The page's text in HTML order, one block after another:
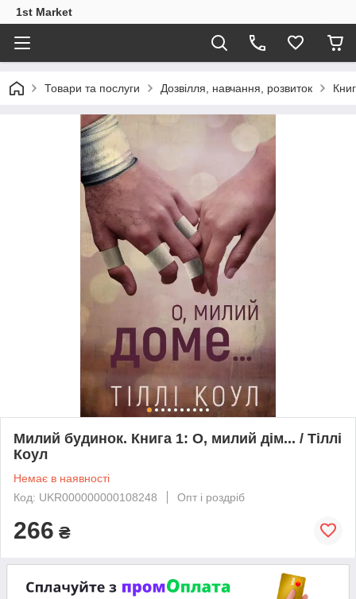
1st Market
Товари та послуги Дозвілля, навчання, розвиток
Милий будинок. Книга 1: О, милий дім... / Тіллі
Коул
Немає в наявності
Код: UKR000000000108248
Опт і роздріб
266 ₴